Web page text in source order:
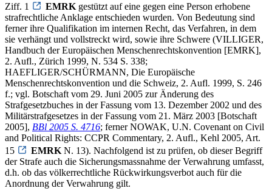
Ziff. 1
EMRK gestützt auf eine gegen eine Person erhobene
strafrechtliche Anklage entschieden wurden. Von Bedeutung sind
ferner ihre Qualifikation im internen Recht, das Verfahren, in dem
sie verhängt und vollstreckt wird, sowie ihre Schwere (VILLIGER,
Handbuch der Europäischen Menschenrechtskonvention [EMRK],
2. Aufl., Zürich 1999, N. 534 S. 338;
HAEFLIGER/SCHÜRMANN, Die Europäische
Menschenrechtskonvention und die Schweiz, 2. Aufl. 1999, S. 246
f.; vgl. Botschaft vom 29. Juni 2005 zur Änderung des
Strafgesetzbuches in der Fassung vom 13. Dezember 2002 und des
Militärstrafgesetzes in der Fassung vom 21. März 2003 [Botschaft
2005], BBl 2005 S. 4716; ferner NOWAK, U.N. Covenant on Civil
and Political Rights: CCPR Commentary, 2. Aufl., Kehl 2005, Art.
15
EMRK N. 13). Nachfolgend ist zu prüfen, ob dieser Begriff
der Strafe auch die Sicherungsmassnahme der Verwahrung umfasst,
d.h. ob das völkerrechtliche Rückwirkungsverbot auch für die
Anordnung der Verwahrung gilt.